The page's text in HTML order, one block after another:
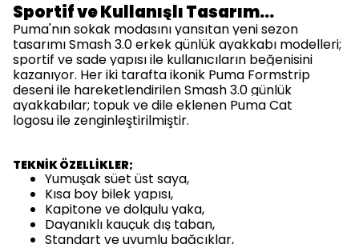
Sportif ve Kullanışlı Tasarım…
Puma'nın sokak modasını yansıtan yeni sezon
tasarımı Smash 3.0 erkek günlük ayakkabı modelleri;
sportif ve sade yapısı ile kullanıcıların beğenisini
kazanıyor. Her iki tarafta ikonik Puma Formstrip
deseni ile hareketlendirilen Smash 3.0 günlük
ayakkabılar; topuk ve dile eklenen Puma Cat
logosuile zenginleştirilmiştir.
TEKNİK ÖZELLİKLER;
Yumuşak süet üst saya,
Kısa boy bilek yapısı,
Kapitone ve dolgulu yaka,
Dayanıklı kauçuk dış taban,
Standart ve uyumlu bağcıklar,